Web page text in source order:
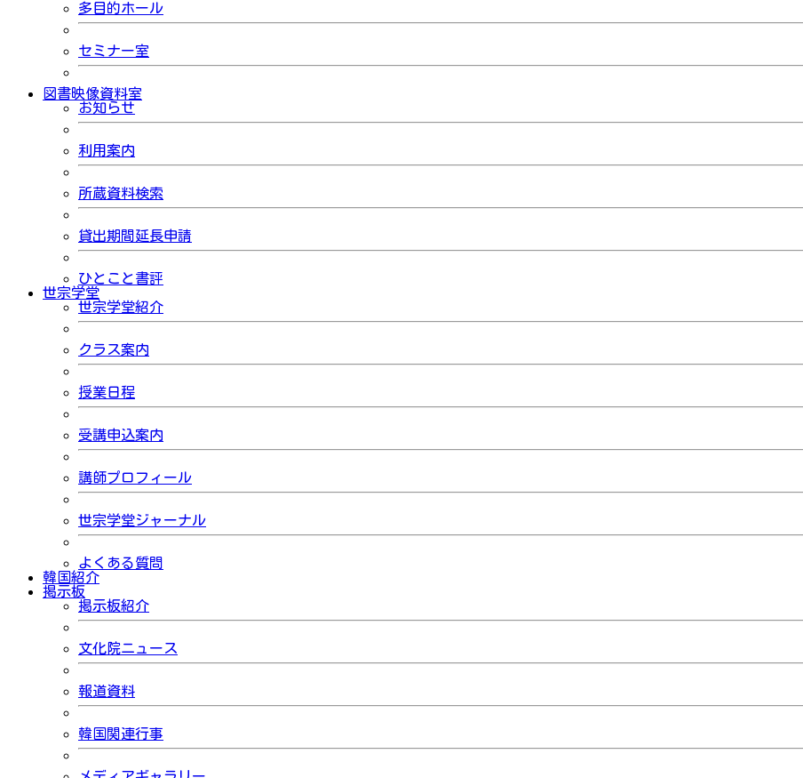
多目的ホール
セミナー室
図書映像資料室
お知らせ
利用案内
所蔵資料検索
貸出期間延長申請
ひとこと書評
世宗学堂
世宗学堂紹介
クラス案内
授業日程
受講申込案内
講師プロフィール
世宗学堂ジャーナル
よくある質問
韓国紹介
掲示板
掲示板紹介
文化院ニュース
報道資料
韓国関連行事